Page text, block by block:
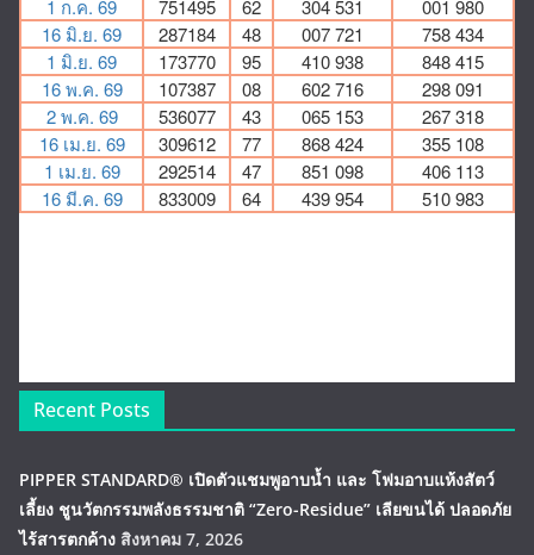
Recent Posts
PIPPER STANDARD® เปิดตัวแชมพูอาบน้ำ และ โฟมอาบแห้งสัตว์
เลี้ยง ชูนวัตกรรมพลังธรรมชาติ “Zero-Residue” เลียขนได้ ปลอดภัย
ไร้สารตกค้าง สิงหาคม 7, 2026